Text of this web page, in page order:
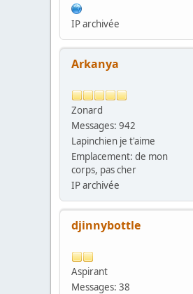
IP archivée
Arkanya
Zonard
Messages: 942
Lapinchien je t'aime
Emplacement: de mon
corps, pas cher
IP archivée
djinnybottle
Aspirant
Messages: 38